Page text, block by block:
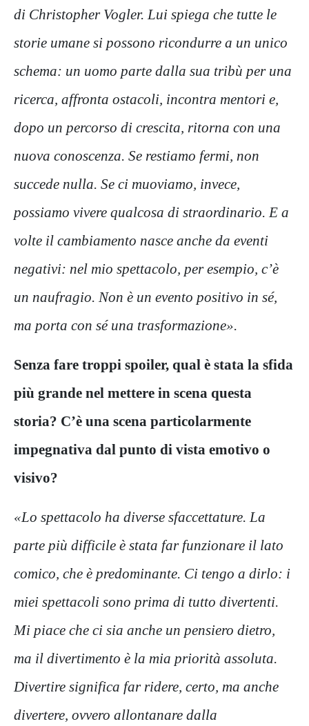
di Christopher Vogler. Lui spiega che tutte le
storie umane si possono ricondurre a un unico
schema: un uomo parte dalla sua tribù per una
ricerca, affronta ostacoli, incontra mentori e,
dopo un percorso di crescita, ritorna con una
nuova conoscenza. Se restiamo fermi, non
succede nulla. Se ci muoviamo, invece,
possiamo vivere qualcosa di straordinario. E a
volte il cambiamento nasce anche da eventi
negativi: nel mio spettacolo, per esempio, c’è
un naufragio. Non è un evento positivo in sé,
ma porta con sé una trasformazione».
Senza fare troppi spoiler, qual è stata la sfida
più grande nel mettere in scena questa
storia? C’è una scena particolarmente
impegnativa dal punto di vista emotivo o
visivo?
«Lo spettacolo ha diverse sfaccettature. La
parte più difficile è stata far funzionare il lato
comico, che è predominante. Ci tengo a dirlo: i
miei spettacoli sono prima di tutto divertenti.
Mi piace che ci sia anche un pensiero dietro,
ma il divertimento è la mia priorità assoluta.
Divertire significa far ridere, certo, ma anche
divertere, ovvero allontanare dalla